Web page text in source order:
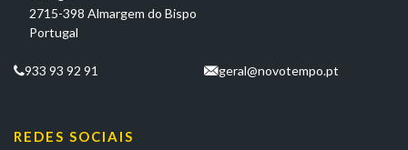
2715-398 Almargem do Bispo
Portugal
933 93 92 91 geral@novotempo.pt
REDES SOCIAIS